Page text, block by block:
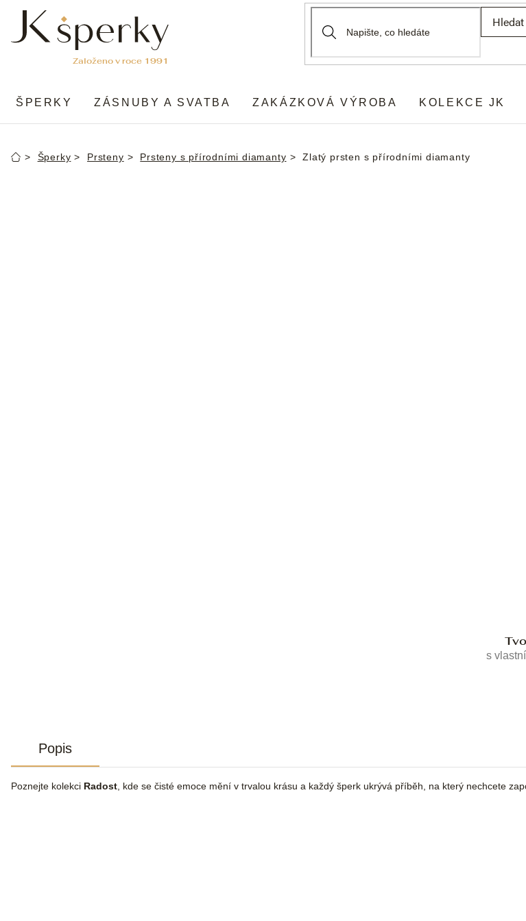
obsah
Hledat
ŠPERKY ZÁSNUBY A SVATBA ZAKÁZKOVÁ VÝROBA KOLEKCE JK
DomůŠperky Prsteny Prsteny s přírodními diamanty Zlatý prsten s přírodními diamanty
s
Popis
Poznejte kolekci Radost , kde se čisté emoce mění v trvalou krásu a každý šperk ukrývá příběh, na který nechcete